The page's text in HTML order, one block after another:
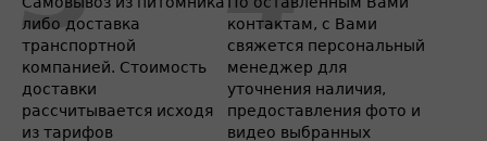
либо доставка
транспортной
компанией. Стоимость
доставки
рассчитывается исходя
из тарифов
контактам, с Вами
свяжется персональный
менеджер для
уточнения наличия,
предоставления фото и
видео выбранных